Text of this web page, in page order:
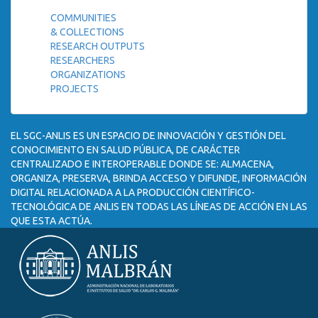
COMMUNITIES
& COLLECTIONS
RESEARCH OUTPUTS
RESEARCHERS
ORGANIZATIONS
PROJECTS
EL SGC-ANLIS ES UN ESPACIO DE INNOVACIÓN Y GESTIÓN DEL
CONOCIMIENTO EN SALUD PÚBLICA, DE CARÁCTER
CENTRALIZADO E INTEROPERABLE DONDE SE: ALMACENA,
ORGANIZA, PRESERVA, BRINDA ACCESO Y DIFUNDE, INFORMACIÓN
DIGITAL RELACIONADA A LA PRODUCCIÓN CIENTÍFICO-
TECNOLÓGICA DE ANLIS EN TODAS LAS LÍNEAS DE ACCIÓN EN LAS
QUE ESTA ACTÚA.